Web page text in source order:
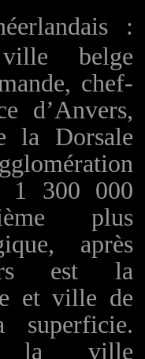
:
belge
chef-
d’Anvers,
la Dorsale
1 300 000
plus
après
est la
et ville de
superficie.
la ville